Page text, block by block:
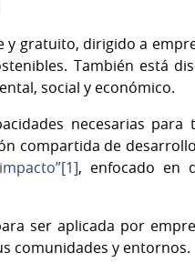
y gratuito, dirigido a
También está
social y económico.
necesarias para
compartida de
[1], enfocado en
ser aplicada por
comunidades y entornos.